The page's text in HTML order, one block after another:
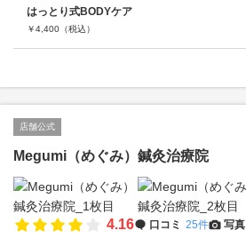
はっとり式BODYケア
￥4,400 （税込）
店舗公式
Megumi（めぐみ）鍼灸治療院
4.16 口コミ 25件 写真